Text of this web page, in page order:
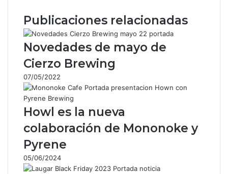
b
o
o
k
s
A
p
p
g
m
a
r
o
r
c
o
r
e
o
e
Publicaciones relacionadas
Novedades de mayo de
Cierzo Brewing
07/05/2022
Howl es la nueva
colaboración de Mononoke y
Pyrene
05/06/2024